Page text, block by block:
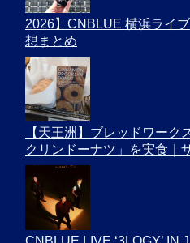
2026】CNBLUE 横浜ライ
想まとめ
【天王洲】ブレッドワーク
クリンドーナツ」を実食｜